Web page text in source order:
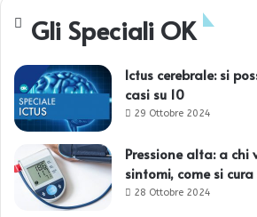
Gli Speciali OK
Ictus cerebrale: si
casi su 10
29 Ottobre 2024
Pressione alta: a chi
sintomi, come si cura
28 Ottobre 2024